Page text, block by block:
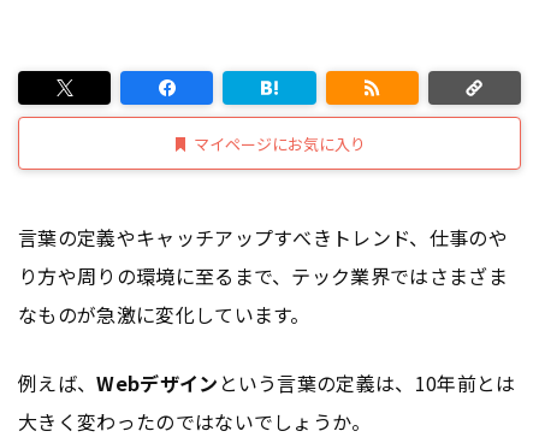
マイページにお気に入り
言葉の定義やキャッチアップすべきトレンド、仕事のや
り方や周りの環境に至るまで、テック業界ではさまざま
なものが急激に変化しています。
例えば、Webデザイン という言葉の定義は、10年前とは
大きく変わったのではないでしょうか。